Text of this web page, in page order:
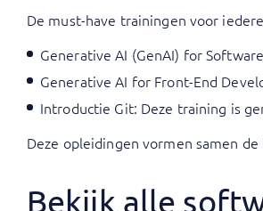
De must-have trainingen voor
Generative AI (GenAI) for
Generative AI for Front-End
Introductie Git: Deze training is
Deze opleidingen vormen samen
Bekijk alle